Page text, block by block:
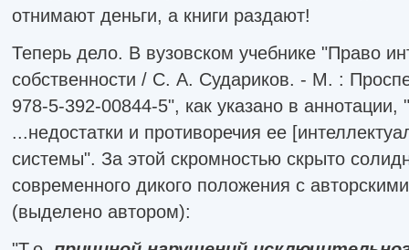
отнимают деньги, а книги раздают!
Теперь дело. В вузовском учебнике "Право
собственности / С. А. Судариков. - М. :
978-5-392-00844-5", как указано в аннотации,
...недостатки и противоречия ее
системы". За этой скромностью скрыто
современного дикого положения с
(выделено автором):